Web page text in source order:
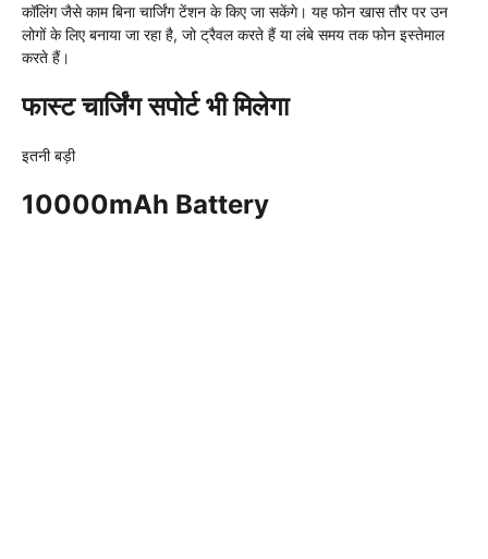
कॉलिंग जैसे काम बिना चार्जिंग टेंशन के किए जा सकेंगे। यह फोन खास तौर पर उन
लोगों के लिए बनाया जा रहा है, जो ट्रैवल करते हैं या लंबे समय तक फोन इस्तेमाल
करते हैं।
फास्ट चार्जिंग सपोर्ट भी मिलेगा
इतनी बड़ी
10000mAh Battery